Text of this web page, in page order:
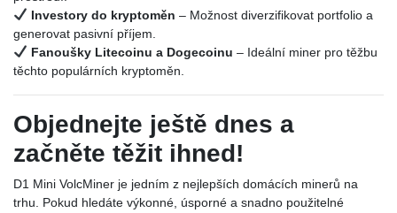
Investory do kryptoměn – Možnost diverzifikovat portfolio a
generovat pasivní příjem.
Fanoušky Litecoinu a Dogecoinu – Ideální miner pro těžbu
těchto populárních kryptoměn.
Objednejte ještě dnes a
začněte těžit ihned!
D1 Mini VolcMiner je jedním z nejlepších domácích minerů na
trhu. Pokud hledáte výkonné, úsporné a snadno použitelné